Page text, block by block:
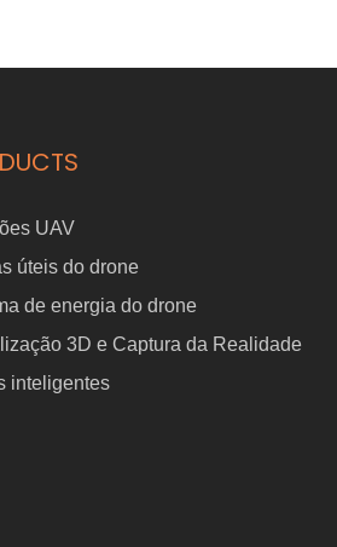
UAV
úteis do drone
de energia do drone
3D e Captura da Realidade
inteligentes